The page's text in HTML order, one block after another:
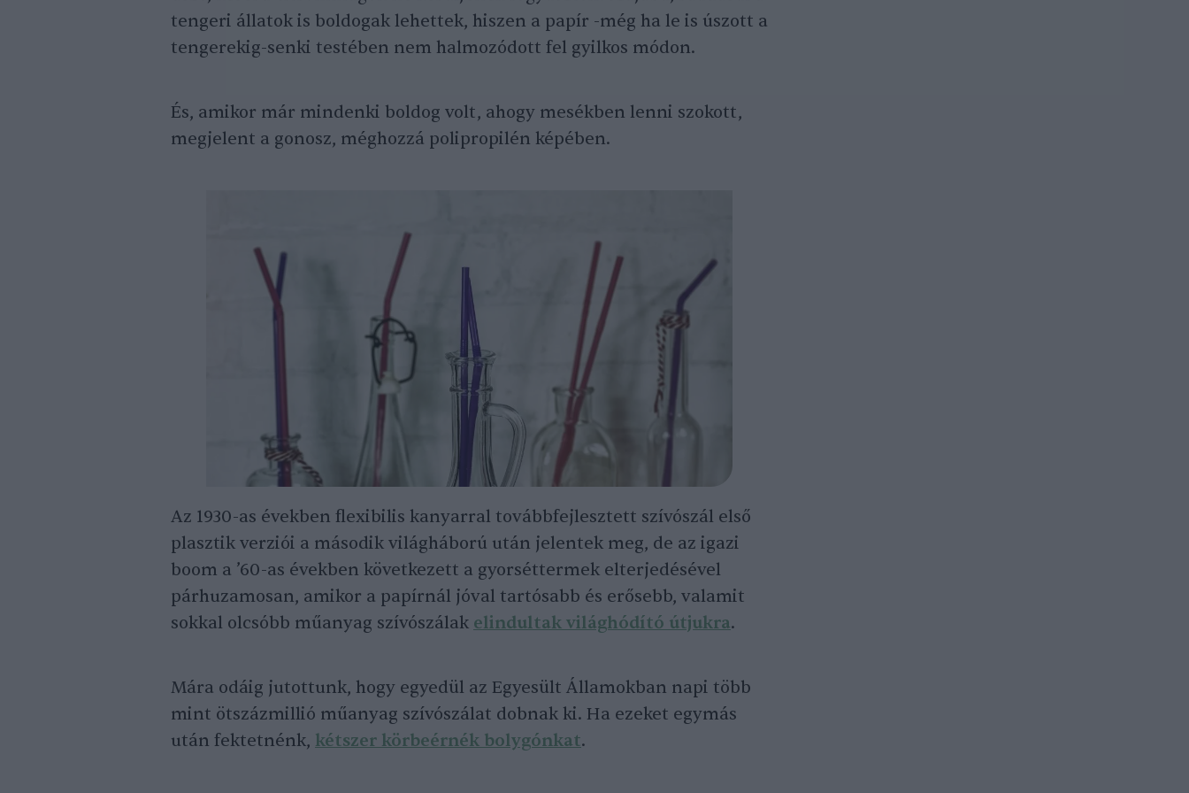
tengeri állatok is boldogak lehettek, hiszen a papír -még ha le is úszott a
tengerekig-senki testében nem halmozódott fel gyilkos módon.
És, amikor már mindenki boldog volt, ahogy mesékben lenni szokott,
megjelent a gonosz, méghozzá polipropilén képében.
Az 1930-as években flexibilis kanyarral továbbfejlesztett szívószál első
plasztik verziói a második világháború után jelentek meg, de az igazi
boom a ’60-as években következett a gyorséttermek elterjedésével
párhuzamosan, amikor a papírnál jóval tartósabb és erősebb, valamit
sokkal olcsóbb műanyag szívószálak elindultak világhódító útjukra.
Mára odáig jutottunk, hogy egyedül az Egyesült Államokban napi több
mint ötszázmillió műanyag szívószálat dobnak ki. Ha ezeket egymás
után fektetnénk, kétszer körbeérnék bolygónkat.